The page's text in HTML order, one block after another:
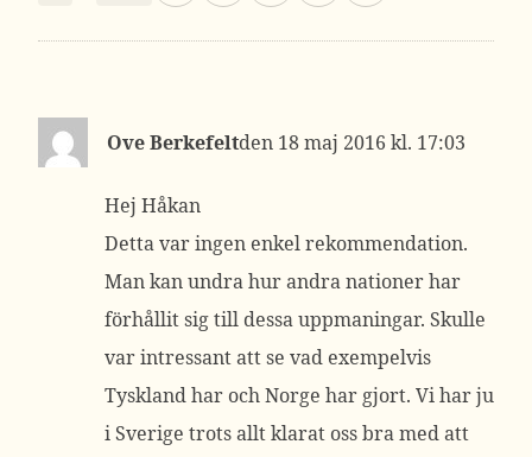
Ove Berkefelt 18 maj 2016 kl. 17:03
Hej Håkan
Detta var ingen enkel rekommendation.
Man kan undra hur andra nationer har
förhållit sig till dessa uppmaningar. Skulle
var intressant att se vad exempelvis
Tyskland har och Norge har gjort. Vi har ju
i Sverige trots allt klarat oss bra med att